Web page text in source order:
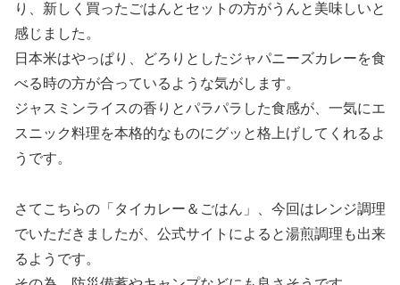
り、新しく買ったごはんとセットの方がうんと美味しいと
感じました。
日本米はやっぱり、どろりとしたジャパニーズカレーを食
べる時の方が合っているような気がします。
ジャスミンライスの香りとパラパラした食感が、一気にエ
スニック料理を本格的なものにグッと格上げしてくれるよ
うです。
さてこちらの「タイカレー＆ごはん」、今回はレンジ調理
でいただきましたが、公式サイトによると湯煎調理も出来
るようです。